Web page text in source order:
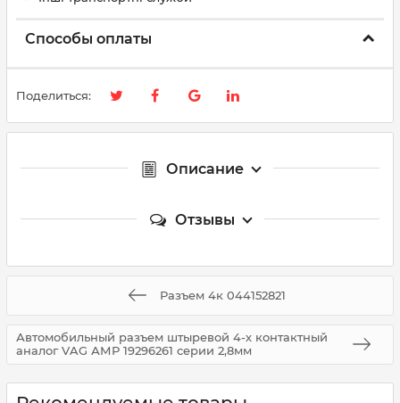
Способы оплаты
Поделиться:
Описание
Отзывы
Разъем 4к 044152821
Автомобильный разъем штыревой 4-х контактный
аналог VAG АМР 19296261 серии 2,8мм